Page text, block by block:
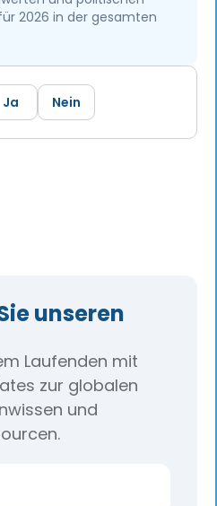
2026 in der gesamten
Ja Nein
unseren
Laufenden mit
zur globalen
und